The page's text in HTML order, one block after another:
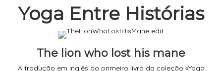
Yoga Entre Histórias
The lion who lost his mane
A tradução em inglês do primeiro livro da coleção «Yoga